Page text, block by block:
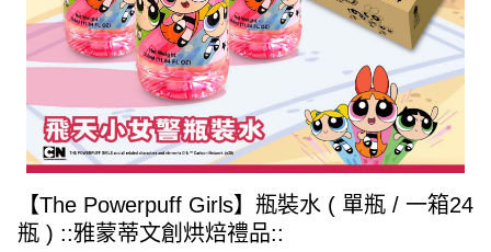
【The Powerpuff Girls】瓶裝水 ( 單瓶 / 一箱24
瓶 ) ::雅蒙蒂文創烘焙禮品::